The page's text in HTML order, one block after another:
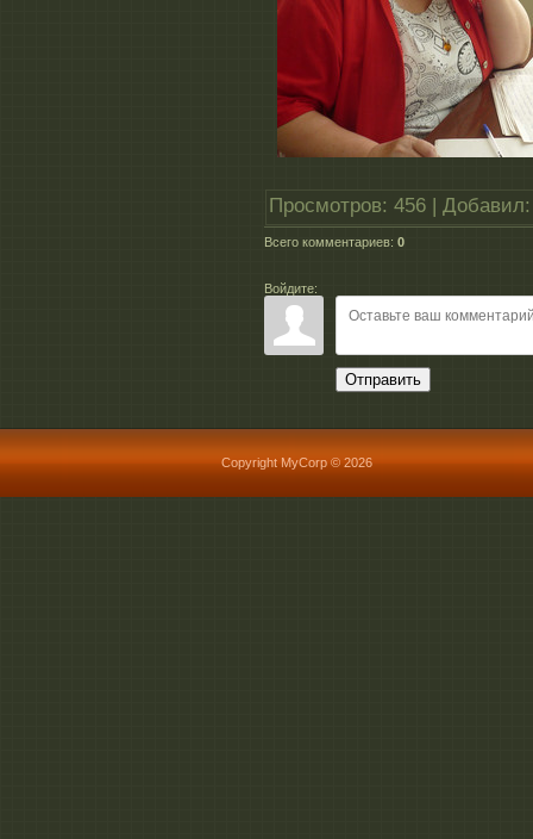
Просмотров: 456 | Добавил:
Всего комментариев: 0
Войдите:
Отправить
Copyright MyCorp © 2026